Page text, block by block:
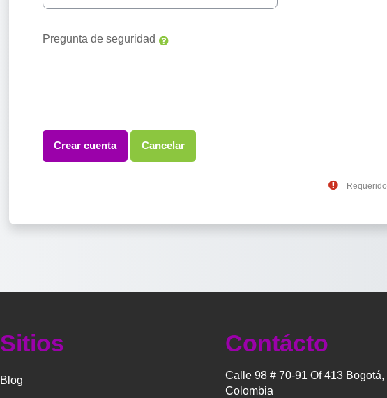
Pregunta de seguridad
Requerido
Sitios
Blog
Contácto
Calle 98 # 70-91 Of 413 Bogotá,
Colombia